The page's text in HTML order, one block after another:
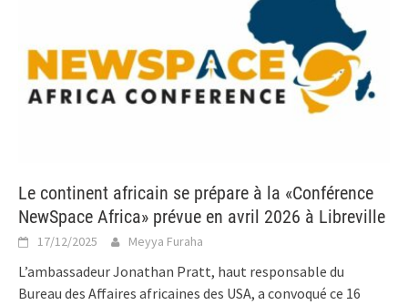
Le continent africain se prépare à la «Conférence
NewSpace Africa» prévue en avril 2026 à Libreville
17/12/2025 Meyya Furaha
L’ambassadeur Jonathan Pratt, haut responsable du
Bureau des Affaires africaines des USA, a convoqué ce 16